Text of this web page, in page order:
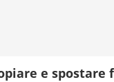
e spostare